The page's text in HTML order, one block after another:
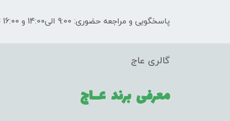
پاسخگویی و مراجعه حضوری: 9:00 الی14:00 و 16:00 تا 21:00
گالری عاج
معرفی برند عــاج